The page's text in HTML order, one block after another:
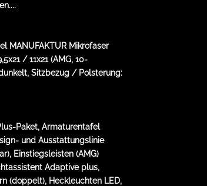
MANUFAKTUR Mikrofaser
/ 11x21 (AMG, 10-
Sitzbezug / Polsterung:
Paket, Armaturentafel
und Ausstattungslinie
Einstiegsleisten (AMG)
Adaptive plus,
(doppelt), Heckleuchten LED,